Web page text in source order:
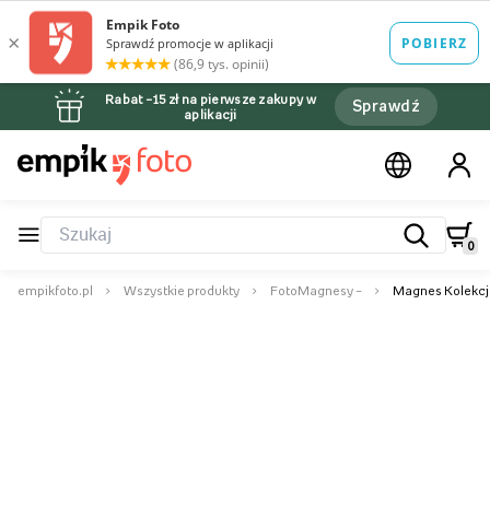
Rabat –15 zł na pierwsze zakupy w
aplikacji
Sprawdź
0
empikfoto.pl Wszystkie produkty FotoMagnesy – Magnes